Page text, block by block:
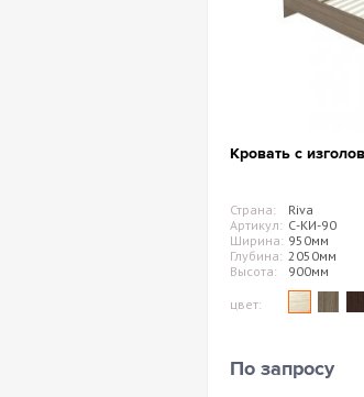
Кровать с
Страна:
Riva
Артикул: С-КИ-90
Ширина: 950мм
Глубина: 2050мм
Высота:
900мм
цвет:
По запросу